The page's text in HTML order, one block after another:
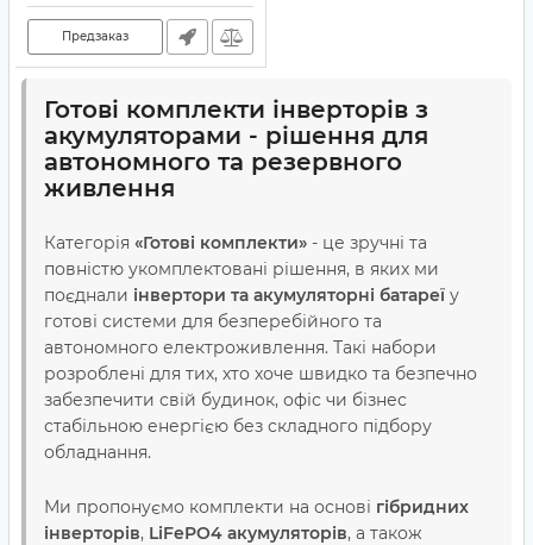
Heating)
Предзаказ
Готові комплекти інверторів з
акумуляторами - рішення для
автономного та резервного
живлення
Категорія «Готові комплекти» - це зручні та
повністю укомплектовані рішення, в яких ми
поєднали інвертори та акумуляторні батареї у
готові системи для безперебійного та
автономного електроживлення. Такі набори
розроблені для тих, хто хоче швидко та безпечно
забезпечити свій будинок, офіс чи бізнес
стабільною енергією без складного підбору
обладнання.
Ми пропонуємо комплекти на основі гібридних
інверторів, LiFePO4 акумуляторів, а також